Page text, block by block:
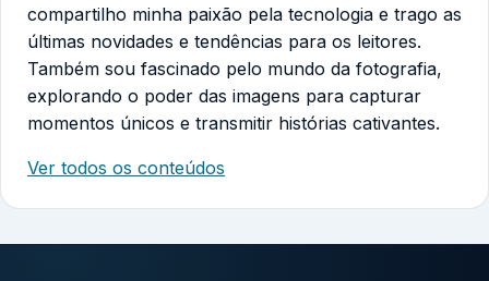
compartilho minha paixão pela tecnologia e trago as
últimas novidades e tendências para os leitores.
Também sou fascinado pelo mundo da fotografia,
explorando o poder das imagens para capturar
momentos únicos e transmitir histórias cativantes.
Ver todos os conteúdos